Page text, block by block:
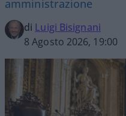
amministrazione
di Luigi Bisignani
8 Agosto 2026, 19:00